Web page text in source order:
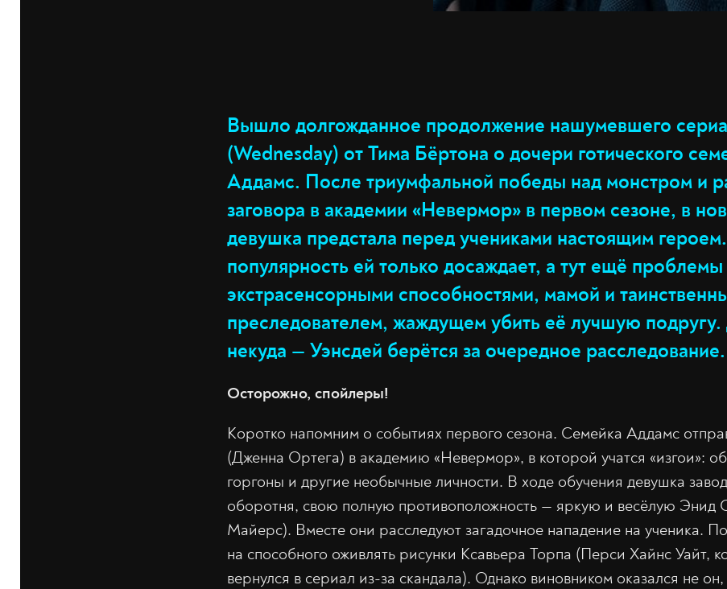
Вышло долгожданное продолжение нашумевшего
(Wednesday) от Тима Бёртона о дочери готического
Аддамс. После триумфальной победы над монстром и
заговора в академии «Невермор» в первом сезоне, в
девушка предстала перед учениками настоящим
популярность ей только досаждает, а тут ещё проблемы
экстрасенсорными способностями, мамой и
преследователем, жаждущем убить её лучшую подругу.
некуда — Уэнсдей берётся за очередное расследование.
Осторожно, спойлеры!
Коротко напомним о событиях первого сезона. Семейка Аддамс
(Дженна Ортега) в академию «Невермор», в которой учатся «изгои»:
горгоны и другие необычные личности. В ходе обучения девушка
оборотня, свою полную противоположность — яркую и весёлую Энид
Майерс). Вместе они расследуют загадочное нападение на ученика.
на способного оживлять рисунки Ксавьера Торпа (Перси Хайнс Уайт,
вернулся в сериал из-за скандала). Однако виновником оказался не